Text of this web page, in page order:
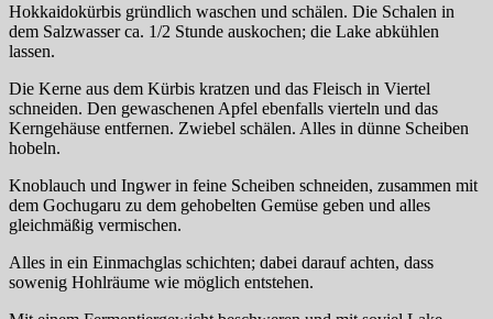
Hokkaidokürbis gründlich waschen und schälen. Die Schalen in
dem Salzwasser ca. 1/2 Stunde auskochen; die Lake abkühlen
lassen.
Die Kerne aus dem Kürbis kratzen und das Fleisch in Viertel
schneiden. Den gewaschenen Apfel ebenfalls vierteln und das
Kerngehäuse entfernen. Zwiebel schälen. Alles in dünne Scheiben
hobeln.
Knoblauch und Ingwer in feine Scheiben schneiden, zusammen mit
dem Gochugaru zu dem gehobelten Gemüse geben und alles
gleichmäßig vermischen.
Alles in ein Einmachglas schichten; dabei darauf achten, dass
sowenig Hohlräume wie möglich entstehen.